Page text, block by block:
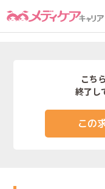
こち
終了し
この